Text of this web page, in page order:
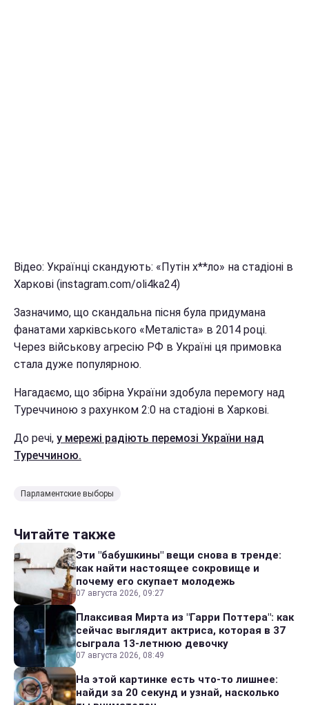
Відео: Українці скандують: «Путін х**ло» на стадіоні в
Харкові (instagram.com/oli4ka24)
Зазначимо, що скандальна пісня була придумана
фанатами харківського «Металіста» в 2014 році.
Через військову агресію РФ в Україні ця примовка
стала дуже популярною.
Нагадаємо, що збірна України здобула перемогу над
Туреччиною з рахунком 2:0 на стадіоні в Харкові.
До речі, у мережі радіють перемозі України над
Туреччиною.
Парламентские выборы
Читайте также
Эти "бабушкины" вещи снова в тренде:
как найти настоящее сокровище и
почему его скупает молодежь
07 августа 2026, 09:27
Плаксивая Мирта из "Гарри Поттера": как
сейчас выглядит актриса, которая в 37
сыграла 13-летнюю девочку
07 августа 2026, 08:49
На этой картинке есть что-то лишнее:
найди за 20 секунд и узнай, насколько